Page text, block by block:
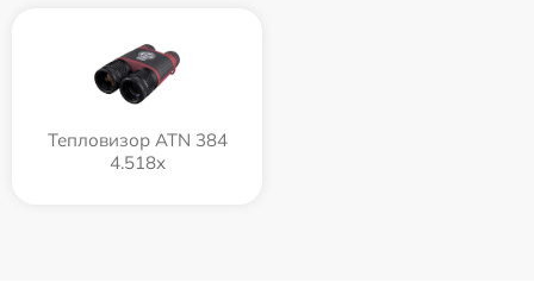
Тепловизор ATN 384
4.518x